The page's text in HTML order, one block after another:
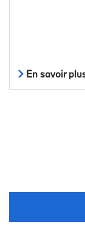
En savoir